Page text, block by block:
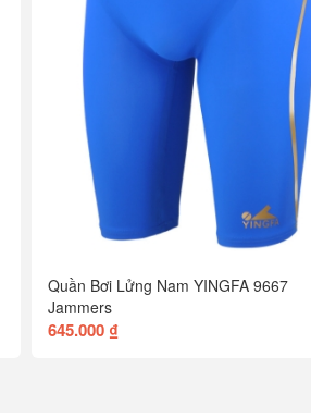
Quần Bơi Lửng Nam YINGFA 9667
Jammers
645.000 ₫